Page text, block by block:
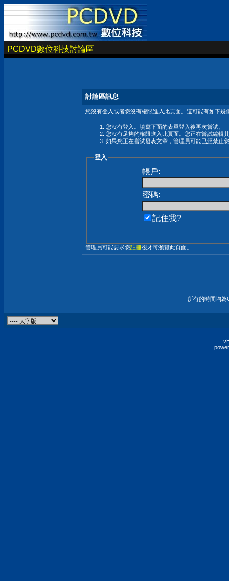
PCDVD數位科技討論區
討論區訊息
您沒有登入或者您沒有權限進入此頁面。這可能有如下幾
您沒有登入。填寫下面的表單登入後再次嘗試。
您沒有足夠的權限進入此頁面。您正在嘗試編輯
如果您正在嘗試發表文章，管理員可能已經禁止
登入
帳戶:
密碼:
記住我?
管理員可能要求您註冊後才可瀏覽此頁面。
所有的時間均為